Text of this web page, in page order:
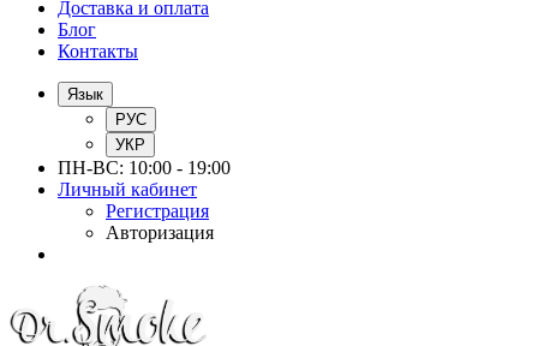
Доставка и оплата
Блог
Контакты
Язык
РУС
УКР
ПН-ВС: 10:00 - 19:00
Личный кабинет
Регистрация
Авторизация